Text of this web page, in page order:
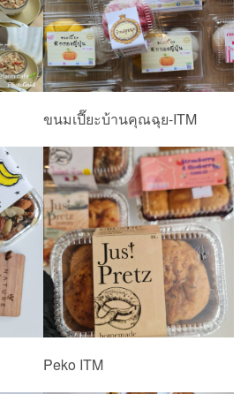
ขนมเปี๊ยะบ้านคุณฉุย-ITM
Peko ITM